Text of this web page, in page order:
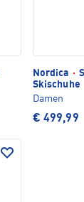
Nordica ·
Skischuhe
Damen
€ 499,99